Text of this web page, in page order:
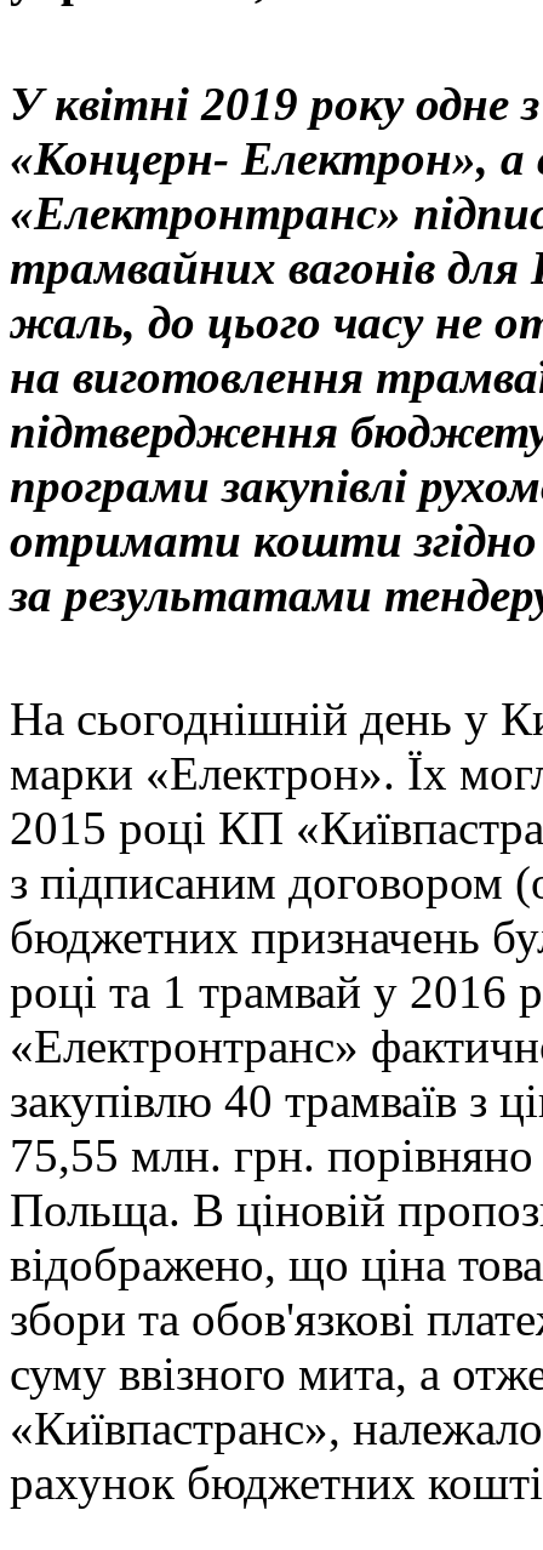
У квітні 2019 року
«Концерн- Електрон»,
«Електронтранс»
трамвайних вагонів
жаль, до цього часу не
на виготовлення
підтвердження
програми закупівлі
отримати кошти згідно
за результатами
На сьогоднішній день у
марки «Електрон». Їх
2015 році КП
з підписаним договором
бюджетних призначень
році та 1 трамвай у
«Електронтранс»
закупівлю 40 трамваїв
75,55 млн. грн.
Польща. В ціновій
відображено, що ціна
збори та обов'язкові
суму ввізного мита, а
«Київпастранс»,
рахунок бюджетних